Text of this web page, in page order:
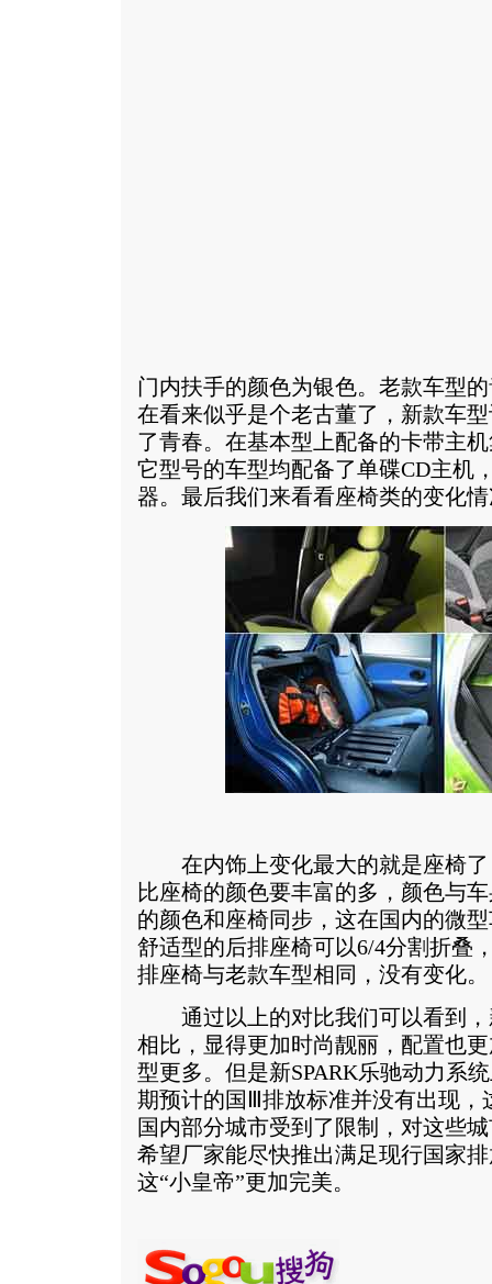
门内扶手的颜色为银色。老款车型
在看来似乎是个老古董了，新款车
了青春。在基本型上配备的卡带主
它型号的车型均配备了单碟CD主机
器。最后我们来看看座椅类的变化
在内饰上变化最大的就是座椅了
比座椅的颜色要丰富的多，颜色与
的颜色和座椅同步，这在国内的微
舒适型的后排座椅可以6/4分割折叠
排座椅与老款车型相同，没有变化。
通过以上的对比我们可以看到，
相比，显得更加时尚靓丽，配置也
型更多。但是新SPARK乐驰动力系
期预计的国Ⅲ排放标准并没有出现，
国内部分城市受到了限制，对这些
希望厂家能尽快推出满足现行国家
这“小皇帝”更加完美。